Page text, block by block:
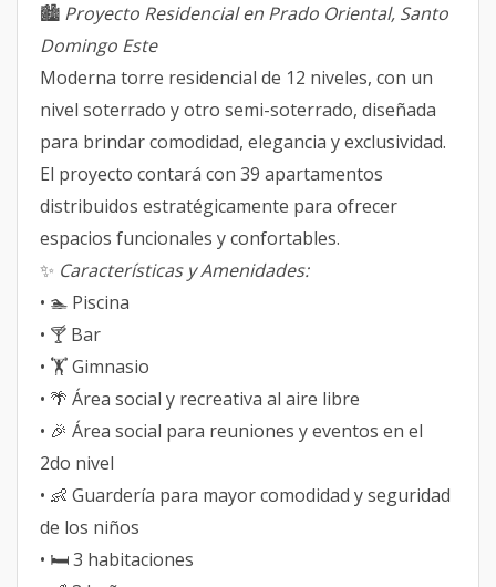
🏙️ Proyecto Residencial en Prado Oriental, Santo
Domingo Este
Moderna torre residencial de 12 niveles, con un
nivel soterrado y otro semi-soterrado, diseñada
para brindar comodidad, elegancia y exclusividad.
El proyecto contará con 39 apartamentos
distribuidos estratégicamente para ofrecer
espacios funcionales y confortables.
✨ Características y Amenidades:
• 🏊 Piscina
• 🍸 Bar
• 🏋️ Gimnasio
• 🌴 Área social y recreativa al aire libre
• 🎉 Área social para reuniones y eventos en el
2do nivel
• 👶 Guardería para mayor comodidad y seguridad
de los niños
• 🛏️ 3 habitaciones